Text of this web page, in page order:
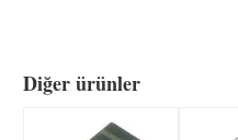
Diğer ürünler